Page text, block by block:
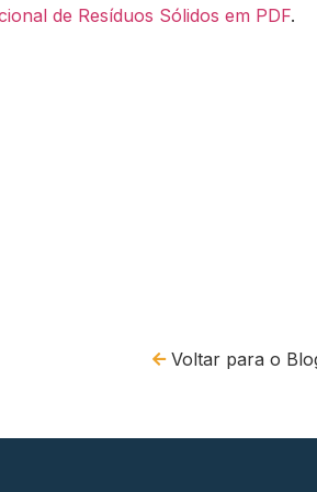
de Resíduos Sólidos em PDF.
Voltar para o